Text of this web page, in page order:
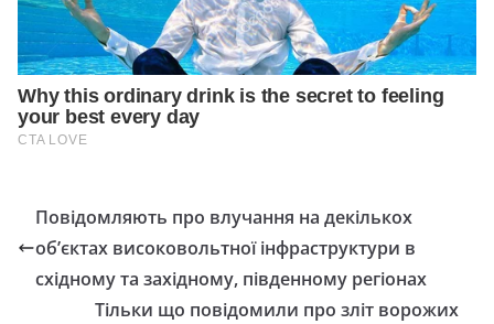
Повідомляють про влучання на декількох
об’єктах високовольтної інфраструктури в
східному та західному, південному регіонах
Тільки що повідомили про зліт ворожих